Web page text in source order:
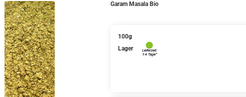
Garam Masala Bio
100g
Lager